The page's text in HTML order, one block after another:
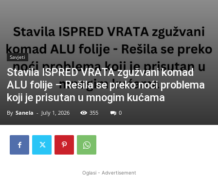
Savjeti
Stavila ISPRED VRATA zgužvani komad
ALU folije – Rešila se preko noći problema
koji je prisutan u mnogim kućama
By Sanela - July 1, 2026 355 0
Oglasi - Advertisement